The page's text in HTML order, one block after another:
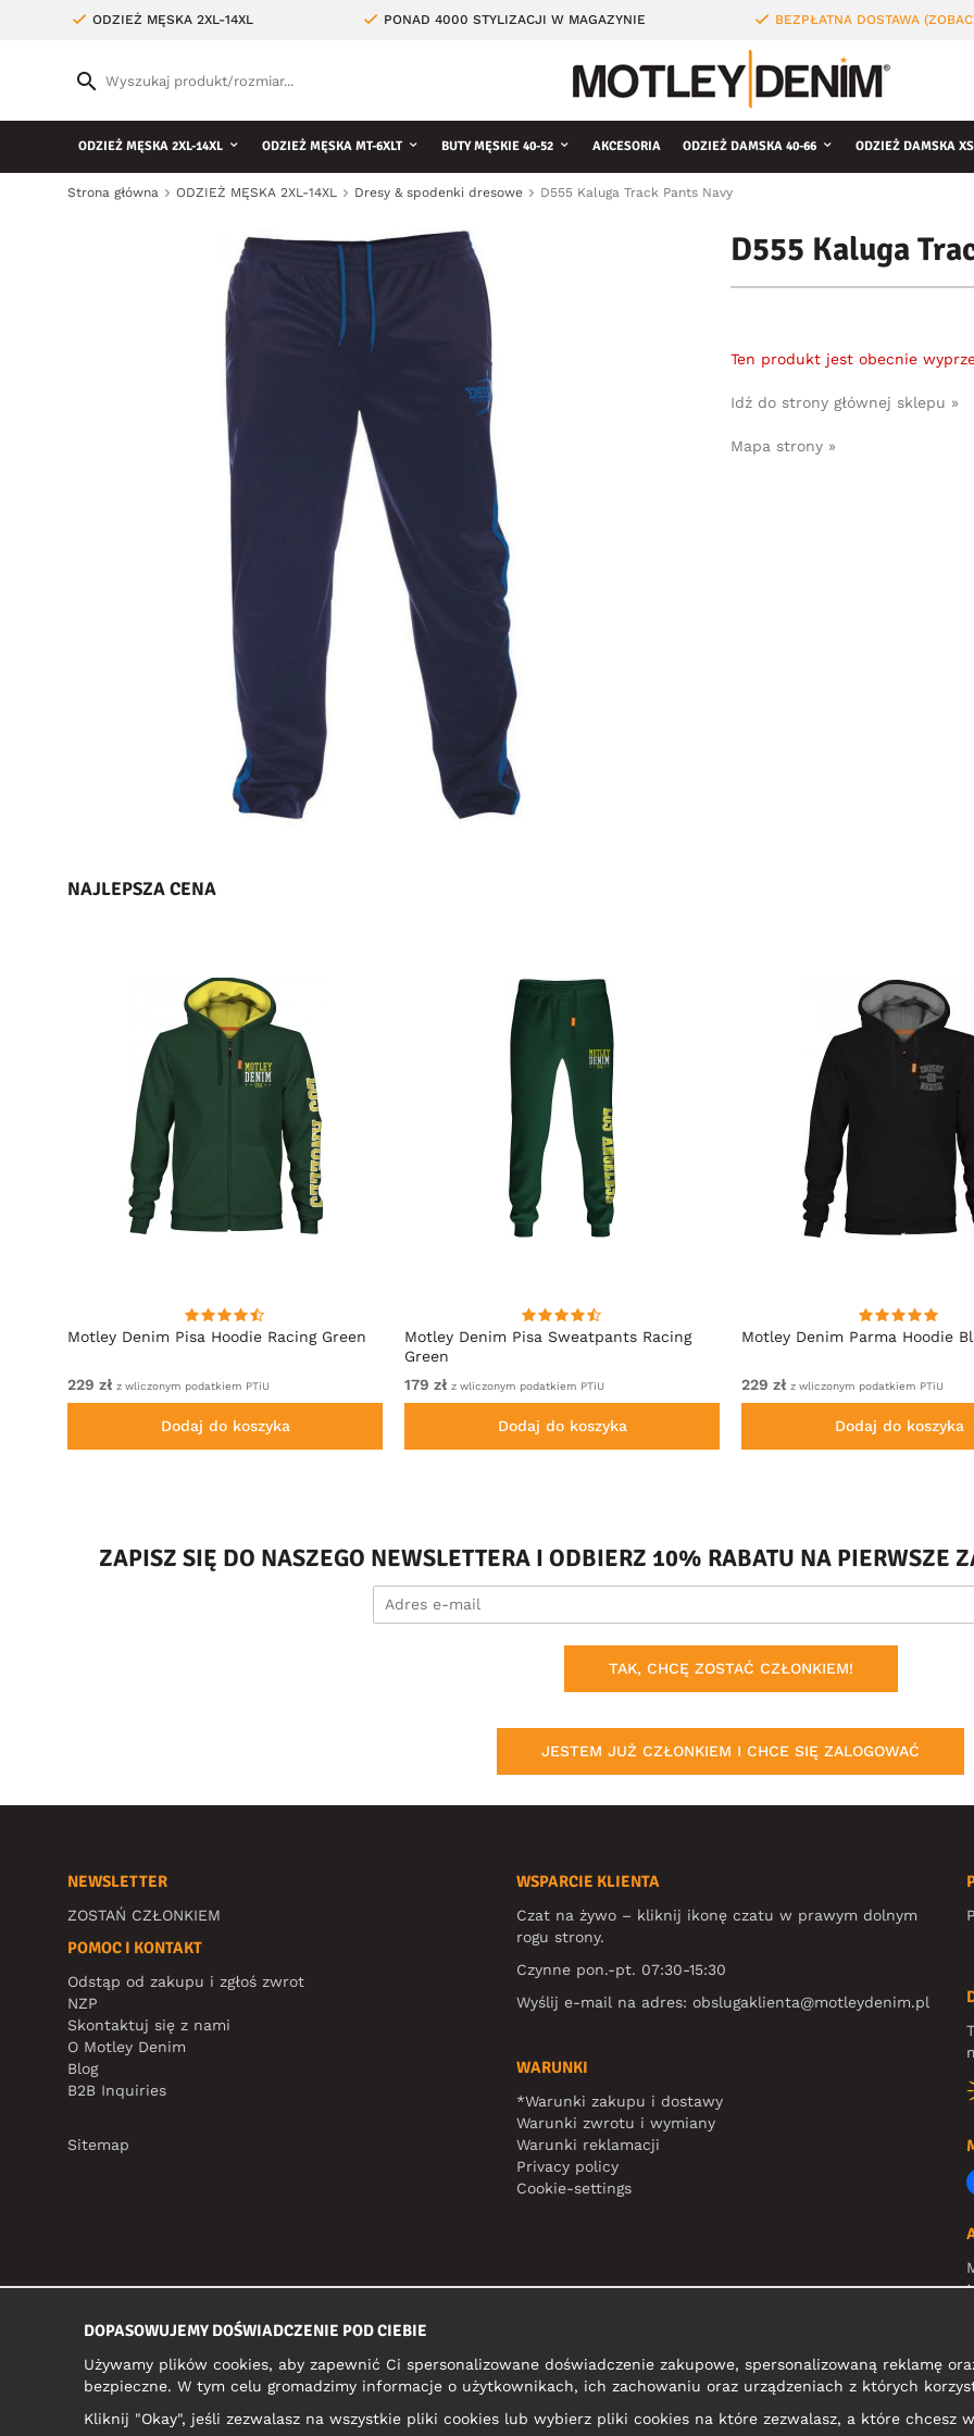
ODZIEŻ MĘSKA 2XL-14XL PONAD 4000 STYLIZACJI W MAGAZYNIE BEZPŁATNA DOSTAWA
ODZIEŻ MĘSKA 2XL-14XL ODZIEŻ MĘSKA MT-6XLT BUTY MĘSKIE 40-52 AKCESORIA ODZIEŻ DAMSKA 40-66 ODZIEŻ DAMSKA
Strona główna ODZIEŻ MĘSKA 2XL-14XL Dresy & spodenki dresowe D555 Kaluga Track Pants Navy
D555 Kaluga
Ten produkt jest obecnie
Idź do strony głównej sklepu »
Mapa strony »
NAJLEPSZA CENA
Motley Denim Pisa Hoodie Racing Green
229 zł z wliczonym podatkiem PTiU
Dodaj do koszyka
Motley Denim Pisa Sweatpants Racing
Green
179 zł z wliczonym podatkiem PTiU
Dodaj do koszyka
Motley Denim Parma Hoodie
229 zł z wliczonym podatkiem PTiU
Dodaj do koszyka
ZAPISZ SIĘ DO NASZEGO NEWSLETTERA I ODBIERZ 10% RABATU NA PIERWSZE
TAK, CHCĘ ZOSTAĆ CZŁONKIEM!
JESTEM JUŻ CZŁONKIEM I CHCE SIĘ ZALOGOWAĆ
NEWSLETTER
ZOSTAŃ CZŁONKIEM
POMOC I KONTAKT
Odstąp od zakupu i zgłoś zwrot
NZP
Skontaktuj się z nami
O Motley Denim
Blog
B2B Inquiries
Sitemap
WSPARCIE KLIENTA
Czat na żywo – kliknij ikonę czatu w prawym dolnym
rogu strony.
Czynne pon.-pt. 07:30-15:30
Wyślij e-mail na adres:obslugaklienta@motleydenim.pl
WARUNKI
*Warunki zakupu i dostawy
Warunki zwrotu i wymiany
Warunki reklamacji
Privacy policy
Cookie-settings
DOPASOWUJEMY DOŚWIADCZENIE POD CIEBIE
Używamy plików cookies, aby zapewnić Ci spersonalizowane doświadczenie zakupowe, spersonalizowaną reklamę
bezpieczne. W tym celu gromadzimy informacje o użytkownikach, ich zachowaniu oraz urządzeniach z których
Kliknij "Okay", jeśli zezwalasz na wszystkie pliki cookies lub wybierz pliki cookies na które zezwalasz, a które chcesz